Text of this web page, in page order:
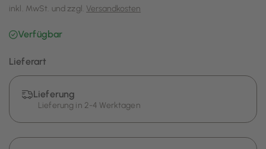
inkl. MwSt. und zzgl. Versandkosten
Verfügbar
Lieferart
Lieferung
Lieferung in 2-4 Werktagen